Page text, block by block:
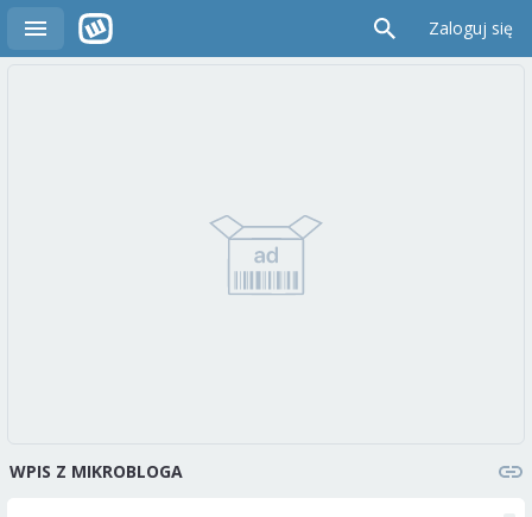
Zaloguj się
WPIS Z MIKROBLOGA